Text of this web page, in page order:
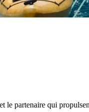
le partenaire qui